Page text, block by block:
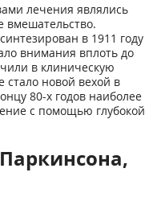
лечения являлись
вмешательство.
в 1911 году
внимания вплоть до
в клиническую
стало новой вехой в
80-х годов наиболее
с помощью глубокой